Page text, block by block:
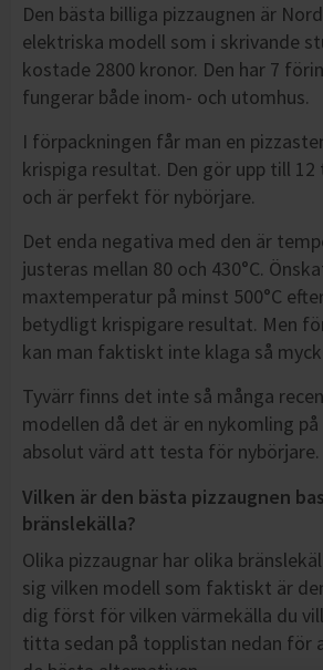
Den bästa billiga pizzaugnen är
elektriska modell som i skrivande
kostade 2800 kronor. Den har 7
fungerar både inom- och utomhus.
I förpackningen får man en
krispiga resultat. Den gör upp till
och är perfekt för nybörjare.
Det enda negativa med den är
justeras mellan 80 och 430°C.
maxtemperatur på minst 500°C
betydligt krispigare resultat. Men
kan man faktiskt inte klaga så
Tyvärr finns det inte så många
modellen då det är en nykomling
absolut värd att testa för nybörjare.
Vilken är den bästa pizzaugnen
bränslekälla?
Olika pizzaugnar har olika
sig vilken modell som faktiskt är
dig först för vilken värmekälla du
titta sedan på topplistan nedan för